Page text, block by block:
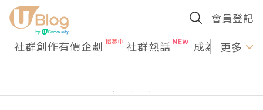
會員登記
社群創作有價企劃 社群熱話 成為U更多